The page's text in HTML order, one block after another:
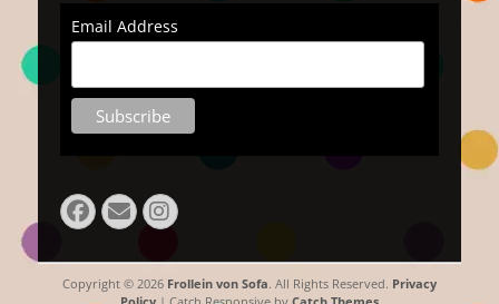
Email Address
Facebook
EmailInstagram
Copyright © 2026 Frollein von Sofa. All Rights Reserved. Privacy